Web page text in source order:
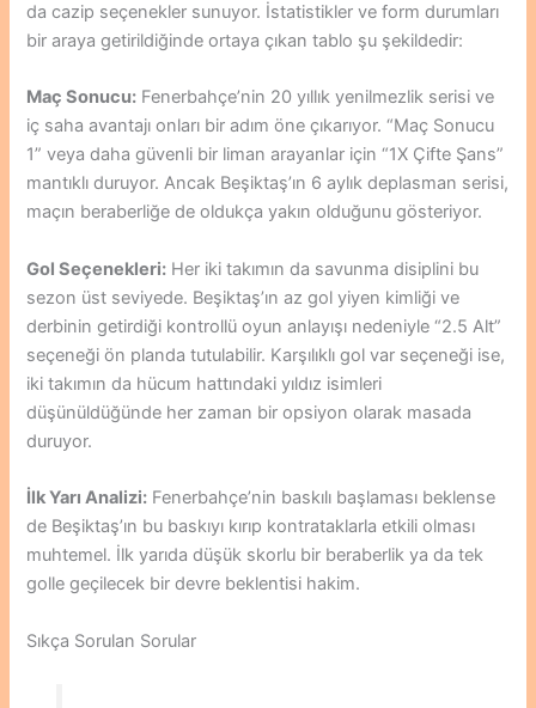
da cazip seçenekler sunuyor. İstatistikler ve form durumları
bir araya getirildiğinde ortaya çıkan tablo şu şekildedir:
Maç Sonucu: Fenerbahçe’nin 20 yıllık yenilmezlik serisi ve
iç saha avantajı onları bir adım öne çıkarıyor. “Maç Sonucu
1” veya daha güvenli bir liman arayanlar için “1X Çifte Şans”
mantıklı duruyor. Ancak Beşiktaş’ın 6 aylık deplasman serisi,
maçın beraberliğe de oldukça yakın olduğunu gösteriyor.
Gol Seçenekleri: Her iki takımın da savunma disiplini bu
sezon üst seviyede. Beşiktaş’ın az gol yiyen kimliği ve
derbinin getirdiği kontrollü oyun anlayışı nedeniyle “2.5 Alt”
seçeneği ön planda tutulabilir. Karşılıklı gol var seçeneği ise,
iki takımın da hücum hattındaki yıldız isimleri
düşünüldüğünde her zaman bir opsiyon olarak masada
duruyor.
İlk Yarı Analizi: Fenerbahçe’nin baskılı başlaması beklense
de Beşiktaş’ın bu baskıyı kırıp kontrataklarla etkili olması
muhtemel. İlk yarıda düşük skorlu bir beraberlik ya da tek
golle geçilecek bir devre beklentisi hakim.
Sıkça Sorulan Sorular